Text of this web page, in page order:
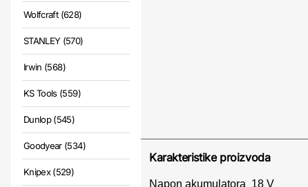
Wolfcraft (628)
STANLEY (570)
Irwin (568)
KS Tools (559)
Dunlop (545)
Goodyear (534)
Knipex (529)
Karakteristike proizvoda
Napon akumulatora 18 V